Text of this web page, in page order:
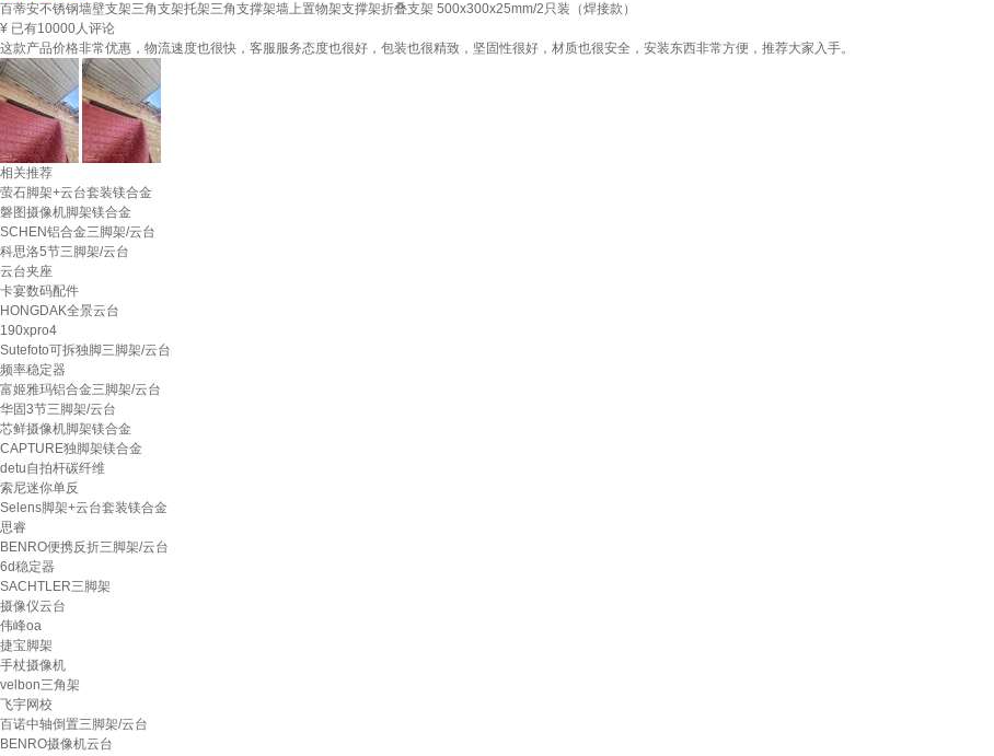
百蒂安不锈钢墙壁支架三角支架托架三角支撑架墙上置物架支撑架折叠支架 500x300x25mm/2只装（焊接款）
¥ 已有10000人评论
这款产品价格非常优惠，物流速度也很快，客服服务态度也很好，包装也很精致，坚固性很好，材质也很安全，安装东西非常方便，推荐大家入手。
相关推荐
萤石脚架+云台套装镁合金
磐图摄像机脚架镁合金
SCHEN铝合金三脚架/云台
科思洛5节三脚架/云台
云台夹座
卡宴数码配件
HONGDAK全景云台
190xpro4
Sutefoto可拆独脚三脚架/云台
频率稳定器
富姬雅玛铝合金三脚架/云台
华固3节三脚架/云台
芯鲜摄像机脚架镁合金
CAPTURE独脚架镁合金
detu自拍杆碳纤维
索尼迷你单反
Selens脚架+云台套装镁合金
思睿
BENRO便携反折三脚架/云台
6d稳定器
SACHTLER三脚架
摄像仪云台
伟峰oa
捷宝脚架
手杖摄像机
velbon三角架
飞宇网校
百诺中轴倒置三脚架/云台
BENRO摄像机云台